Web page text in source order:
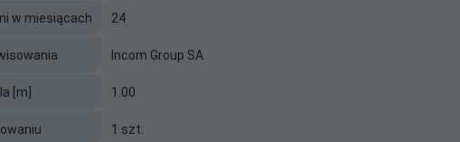
w miesiącach 24
Incom Group SA
[m] 1.00
1 szt.